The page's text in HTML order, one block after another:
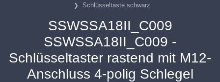
Schlüsseltaste schwarz
SSWSSA18II_C009
SSWSSA18II_C009 -
Schlüsseltaster rastend mit M12-
Anschluss 4-polig Schlegel